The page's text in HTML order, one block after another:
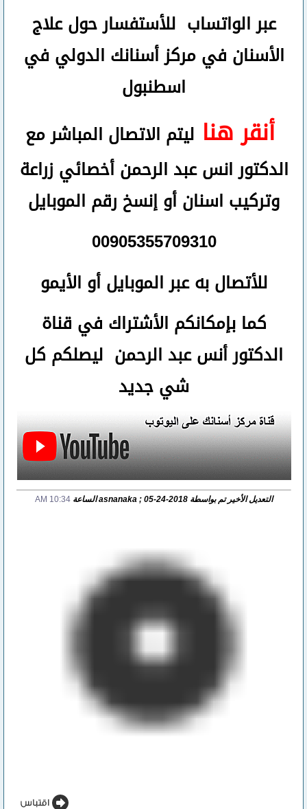
عبر الواتساب للأستفسار حول علاج
الأسنان في مركز أسنانك الدولي في
اسطنبول
أنقر هنا ليتم الاتصال المباشر مع
الدكتور انس عبد الرحمن أخصائي زراعة
وتركيب اسنانأوإنسخ رقم الموبايل
00905355709310
للأتصالبه عبر الموبايل أو الأيمو
كما بإمكانكم الأشتراك في قناة
الدكتور أنس عبد الرحمن ليصلكم كل
شي جديد
التعديل الأخير تم بواسطة asnanaka ; 05-24-2018 الساعة 10:34 AM